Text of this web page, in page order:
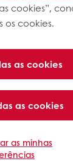
cookies”,
os cookies.
as cookies
as cookies
as minhas